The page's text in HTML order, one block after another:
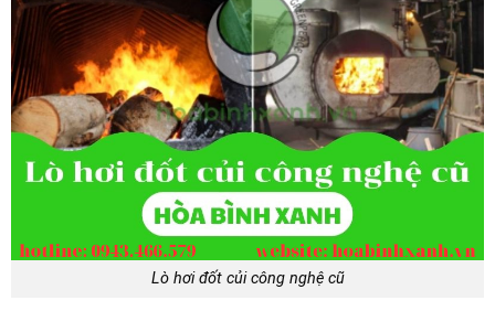
Lò hơi đốt củi công nghệ cũ